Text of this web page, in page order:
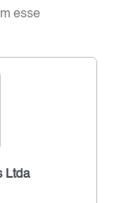
esse
Ltda